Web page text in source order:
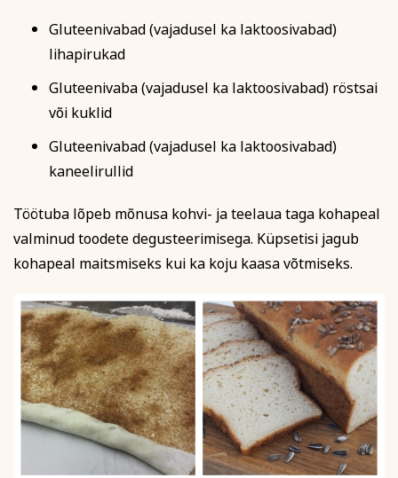
Gluteenivabad (vajadusel ka laktoosivabad)
lihapirukad
Gluteenivaba (vajadusel ka laktoosivabad) röstsai
või kuklid
Gluteenivabad (vajadusel ka laktoosivabad)
kaneelirullid
Töötuba lõpeb mõnusa kohvi- ja teelaua taga kohapeal
valminud toodete degusteerimisega. Küpsetisi jagub
kohapeal maitsmiseks kui ka koju kaasa võtmiseks.
Kinnitan, et olen tutvunud ja nõustun õppetöö
korraldusega, privaatsuspoliitikaga ja nõustun
läbiviimise eesmärgil.